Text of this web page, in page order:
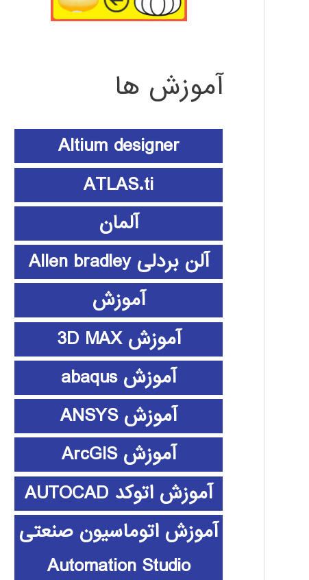
آموزش ها
Altium designer
ATLAS.ti
آلمان
آلن بردلی Allen bradley
آموزش
آموزش 3D MAX
آموزش abaqus
آموزش ANSYS
آموزش ArcGIS
آموزش اتوکد AUTOCAD
آموزش اتوماسیون صنعتی
Automation Studio